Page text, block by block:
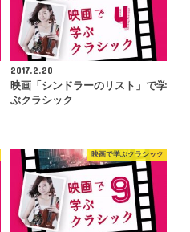
2017.2.20
映画「シンドラーのリスト」で学
ぶクラシック
映画で学ぶクラシック